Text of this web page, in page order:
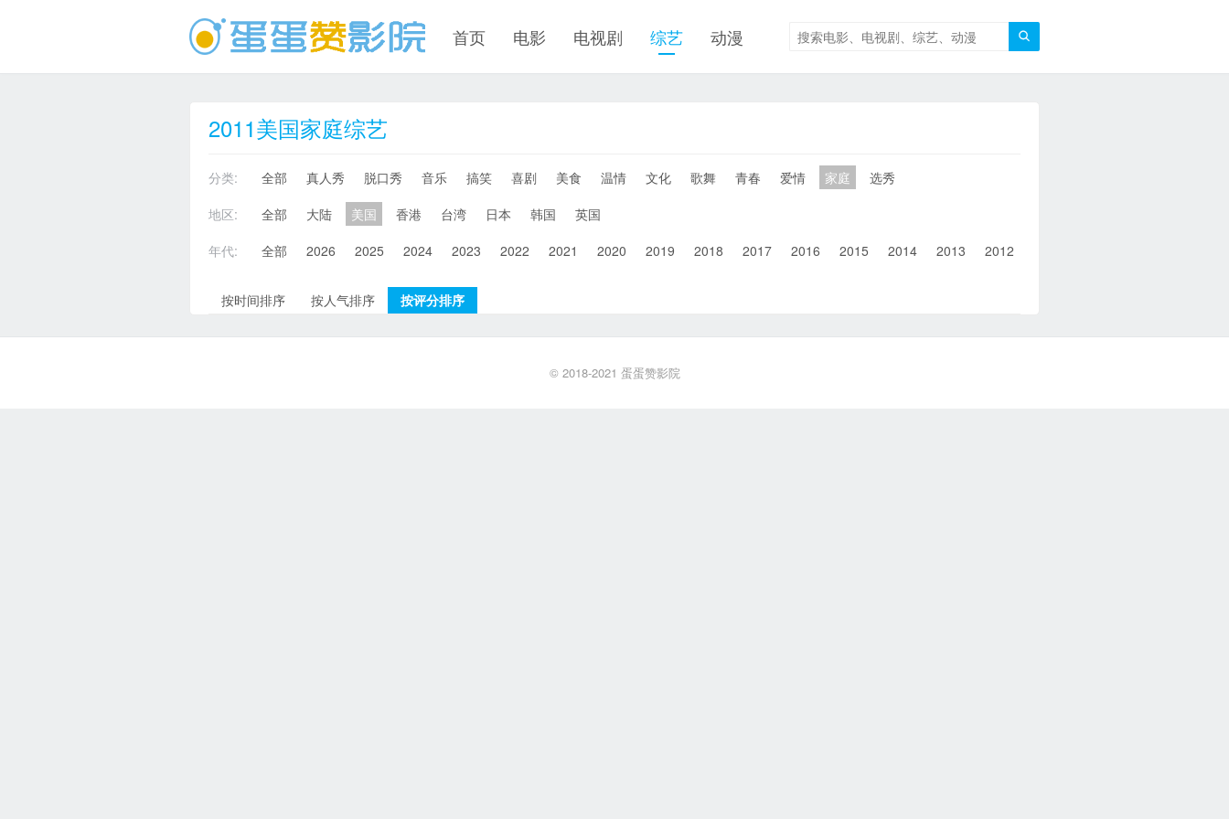

首页 电影 电视剧 综艺 动漫
2011美国家庭综艺
分类: 全部 真人秀 脱口秀 音乐 搞笑 喜剧 美食 温情 文化 歌舞 青春 爱情 家庭
选秀
地区:
全部 大陆 美国 香港 台湾 日本 韩国
英国
年代:
全部 2026 2025 2024 2023 2022 2021 2020 2019 2018 2017 2016 2015 2014 2013 2012
按时间排序 按人气排序 按评分排序
© 2018-2021 蛋蛋赞影院